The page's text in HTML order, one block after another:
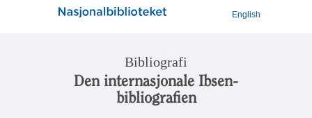
English
Bibliografi
Den internasjonale Ibsen-
bibliografien